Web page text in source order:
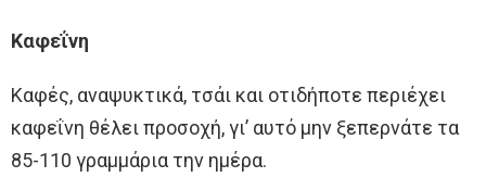
Καφεΐνη
Καφές, αναψυκτικά, τσάι και οτιδήποτε περιέχει
καφεΐνη θέλει προσοχή, γι’ αυτό μην ξεπερνάτε τα
85-110 γραμμάρια την ημέρα.